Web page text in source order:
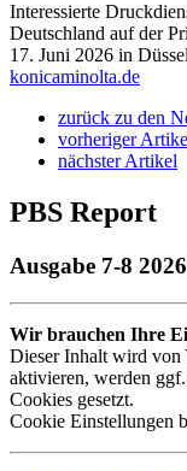
Interessierte
Deutschland auf der
17. Juni 2026 in
konicaminolta.de
zurück zu den
vorheriger
nächster Artikel
PBS Report
Ausgabe 7-8 2026
Wir brauchen Ihre
Dieser Inhalt wird von
aktivieren, werden
Cookies gesetzt.
Cookie Einstellungen